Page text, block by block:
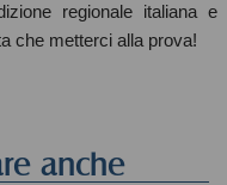
regionale italiana e
che metterci alla prova!
anche